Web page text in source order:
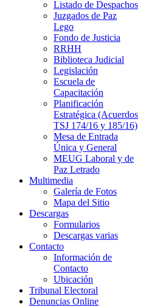
Listado de Despachos
Juzgados de Paz
Lego
Fondo de Justicia
RRHH
Biblioteca Judicial
Legislación
Escuela de
Capacitación
Planificación
Estratégica (Acuerdos
TSJ 174/16 y 185/16)
Mesa de Entrada
Única y General
MEUG Laboral y de
Paz Letrado
Multimedia
Galería de Fotos
Mapa del Sitio
Descargas
Formularios
Descargas varias
Contacto
Información de
Contacto
Ubicación
Tribunal Electoral
Denuncias Online